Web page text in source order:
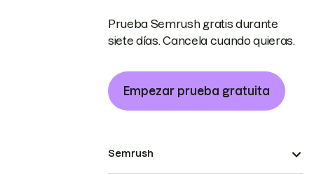
Prueba Semrush gratis durante
siete días. Cancela cuando quieras.
Empezar prueba gratuita
Semrush